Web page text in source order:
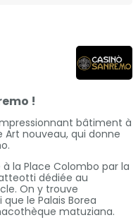
!
bâtiment à
nouveau, qui donne
la Place Colombo par la
dédiée au
On y trouve
le Palais Borea
matuziana.